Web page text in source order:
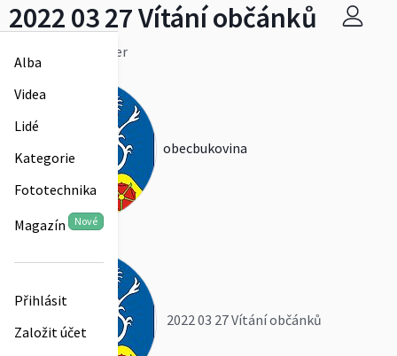
Alba
Videa
Lidé
Kategorie
Fototechnika
Magazín Nové
Přihlásit
Založit účet
2022 03 27 Vítání občánků
foto Jaroslav Luner
Více
obecbukovina
0
2022 03 27 Vítání občánků